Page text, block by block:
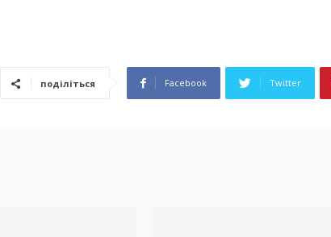
поділіться Facebook Twitter